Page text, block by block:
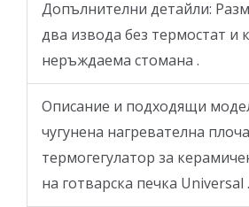
Допълнителни детайли:
два извода без термостат и
неръждаема стомана .
Описание и подходящи
чугунена нагревателна
термогегулатор за
на готварска печкa Universal .